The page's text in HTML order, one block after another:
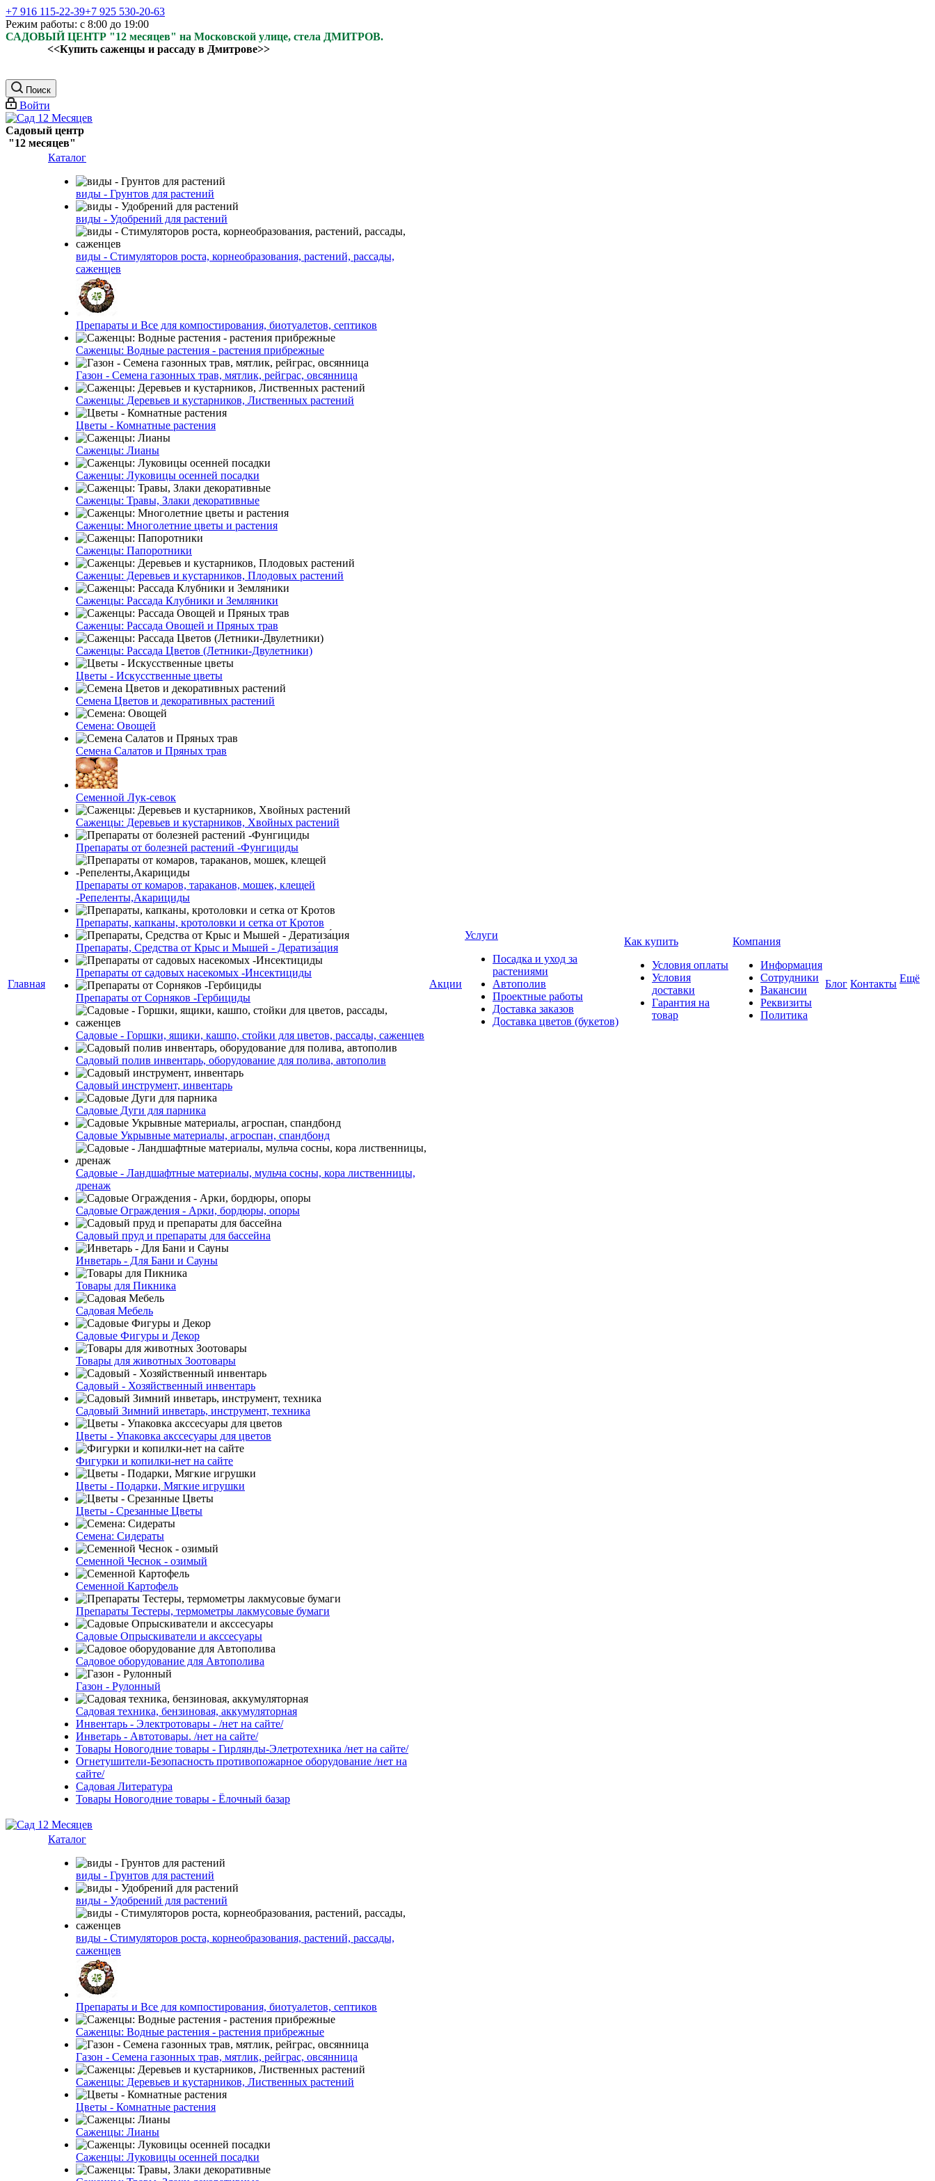
+7 916 115-22-39+7 925 530-20-63
Режим работы: с 8:00 до 19:00
САДОВЫЙ ЦЕНТР "12 месяцев" на Московской улице, стела ДМИТРОВ.
<<Купить саженцы и рассаду в Дмитрове>>
Поиск
Войти
Садовый центр
"12 месяцев"
Главная
Каталог
виды - Грунтов для растений
виды - Удобрений для растений
виды - Стимуляторов роста, корнеобразования, растений, рассады,
саженцев
Препараты и Все для компостирования, биотуалетов, септиков
Саженцы: Водные растения - растения прибрежные
Газон - Семена газонных трав, мятлик, рейграс, овсянница
Саженцы: Деревьев и кустарников, Лиственных растений
Цветы - Комнатные растения
Саженцы: Лианы
Саженцы: Луковицы осенней посадки
Саженцы: Травы, Злаки декоративные
Саженцы: Многолетние цветы и растения
Саженцы: Папоротники
Саженцы: Деревьев и кустарников, Плодовых растений
Саженцы: Рассада Клубники и Земляники
Саженцы: Рассада Овощей и Пряных трав
Саженцы: Рассада Цветов (Летники-Двулетники)
Цветы - Искусственные цветы
Семена Цветов и декоративных растений
Семена: Овощей
Семена Салатов и Пряных трав
Семенной Лук-севок
Саженцы: Деревьев и кустарников, Хвойных растений
Препараты от болезней растений -Фунгициды
Препараты от комаров, тараканов, мошек, клещей
-Репеленты,Акарициды
Препараты, капканы, кротоловки и сетка от Кротов
Препараты, Средства от Крыс и Мышей - Дератиза́ция
Препараты от садовых насекомых -Инсектициды
Препараты от Сорняков -Гербициды
Садовые - Горшки, ящики, кашпо, стойки для цветов, рассады, саженцев
Садовый полив инвентарь, оборудование для полива, автополив
Садовый инструмент, инвентарь
Садовые Дуги для парника
Садовые Укрывные материалы, агроспан, спандбонд
Садовые - Ландшафтные материалы, мульча сосны, кора лиственницы,
дренаж
Садовые Ограждения - Арки, бордюры, опоры
Садовый пруд и препараты для бассейна
Инветарь - Для Бани и Сауны
Товары для Пикника
Садовая Мебель
Садовые Фигуры и Декор
Товары для животных Зоотовары
Садовый - Хозяйственный инвентарь
Садовый Зимний инветарь, инструмент, техника
Цветы - Упаковка акссесуары для цветов
Фигурки и копилки-нет на сайте
Цветы - Подарки, Мягкие игрушки
Цветы - Срезанные Цветы
Семена: Сидераты
Семенной Чеснок - озимый
Семенной Картофель
Препараты Тестеры, термометры лакмусовые бумаги
Садовые Опрыскиватели и акссесуары
Садовое оборудование для Автополива
Газон - Рулонный
Садовая техника, бензиновая, аккумуляторная
Инвентарь - Электротовары - /нет на сайте/
Инветарь - Автотовары. /нет на сайте/
Товары Новогодние товары - Гирлянды-Элетротехника /нет на сайте/
Огнетушители-Безопасность противопожарное оборудование /нет на
сайте/
Садовая Литература
Товары Новогодние товары - Ёлочный базар
Акции
Услуги
Посадка и уход за
растениями
Автополив
Проектные работы
Доставка заказов
Доставка цветов (букетов)
Как купить
Условия оплаты
Условия
доставки
Гарантия на
товар
Компания
Информация
Сотрудники
Вакансии
Реквизиты
Политика
Блог Контакты Ещё
Каталог
виды - Грунтов для растений
виды - Удобрений для растений
виды - Стимуляторов роста, корнеобразования, растений, рассады,
саженцев
Препараты и Все для компостирования, биотуалетов, септиков
Саженцы: Водные растения - растения прибрежные
Газон - Семена газонных трав, мятлик, рейграс, овсянница
Саженцы: Деревьев и кустарников, Лиственных растений
Цветы - Комнатные растения
Саженцы: Лианы
Саженцы: Луковицы осенней посадки